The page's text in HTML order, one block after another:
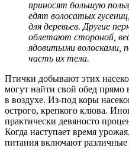
приносят большую
едят волосатых
для деревьев. Другие
облетают стороной,
ядовитыми волосками,
часть их тела.
Птички добывают этих
могут найти свой обед прямо
в воздухе. Из-под коры
острого, крепкого клюва.
практически девяносто
Когда наступает время
питания включают